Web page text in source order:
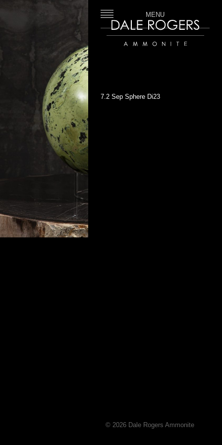
MENU
7.2 Sep Sphere Di23
© 2026 Dale Rogers Ammonite